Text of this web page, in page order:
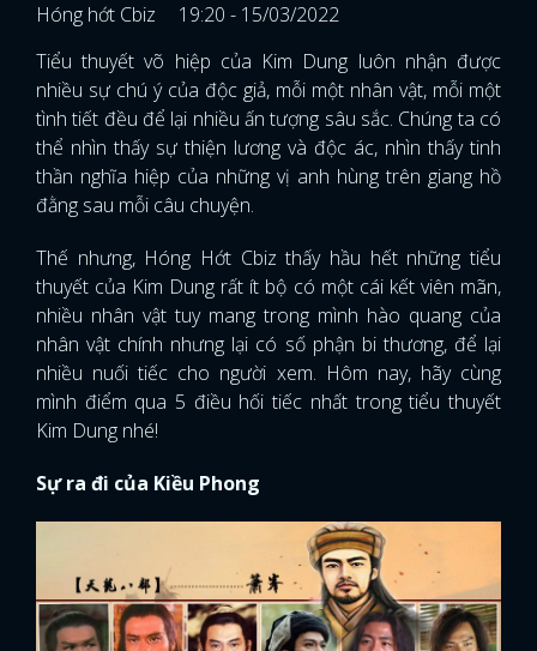
Hóng hớt Cbiz
19:20 - 15/03/2022
Tiểu thuyết võ hiệp của Kim Dung luôn nhận được
nhiều sự chú ý của độc giả, mỗi một nhân vật, mỗi một
tình tiết đều để lại nhiều ấn tượng sâu sắc. Chúng ta có
thể nhìn thấy sự thiện lương và độc ác, nhìn thấy tinh
thần nghĩa hiệp của những vị anh hùng trên giang hồ
đằng sau mỗi câu chuyện.
Thế nhưng, Hóng Hớt Cbiz thấy hầu hết những tiểu
thuyết của Kim Dung rất ít bộ có một cái kết viên mãn,
nhiều nhân vật tuy mang trong mình hào quang của
nhân vật chính nhưng lại có số phận bi thương, để lại
nhiều nuối tiếc cho người xem. Hôm nay, hãy cùng
mình điểm qua 5 điều hối tiếc nhất trong tiểu thuyết
Kim Dung nhé!
Sự ra đi của Kiều Phong